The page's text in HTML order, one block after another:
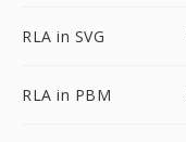
RLA in SVG
RLA in PBM